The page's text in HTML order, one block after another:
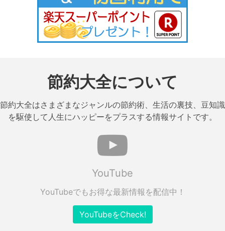
節約大全について
節約大全はさまざまなジャンルの節約術、生活の裏技、豆知識
を駆使して人生にハッピーをプラスする情報サイトです。
YouTube
YouTubeでもお得な最新情報を配信中！
YouTubeをCheck!